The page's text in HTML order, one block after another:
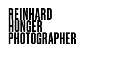
REINHARD
HUNGER
PHOTOGRAPHER